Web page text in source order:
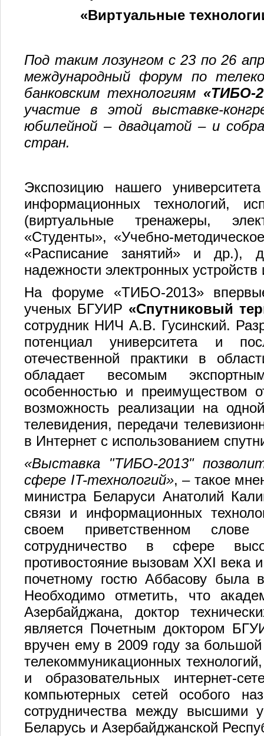
«Виртуальные
Под таким лозунгом с 23 по 26
международный форум по
банковским технологиям «ТИБО-
участие в этой выставке-
юбилейной – двадцатой – и
стран.
Экспозицию нашего
информационных технологий,
(виртуальные тренажеры,
«Студенты», «Учебно-
«Расписание занятий» и др.),
надежности электронных
На форуме «TИБO-2013»
ученых БГУИР «Спутниковый
сотрудник НИЧ А.В. Гусинский.
потенциал университета и
отечественной практики в
обладает весомым
особенностью и преимуществом
возможность реализации на
телевидения, передачи
в Интернет с использованием
«Выставка "ТИБО-2013"
сфере IT-технологий», – такое
министра Беларуси Анатолий
связи и информационных
своем приветственном
сотрудничество в сфере
противостояние вызовам XXI века
почетному гостю Аббасову была
Необходимо отметить, что
Азербайджана, доктор
является Почетным доктором
вручен ему в 2009 году за
телекоммуникационных
и образовательных интернет-
компьютерных сетей особого
сотрудничества между высшими
Беларусь и Азербайджанской